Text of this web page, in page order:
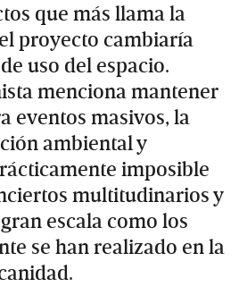
que más llama la
proyecto cambiaría
uso del espacio.
menciona mantener
eventos masivos, la
ambiental y
imposible
multitudinarios y
escala como los
se han realizado en la